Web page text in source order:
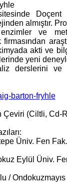
almıştır.
enzimler ve
akti ve
yeni
derslerini ve
barton-fryhle
Çeviri (Ciltli, Cd-
Üniv. Fen Fak.
Eylül Üniv.
/